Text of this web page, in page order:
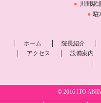
川間駅
駐
ホーム 院長紹介
アクセス
設備案内
© 2016 ITO